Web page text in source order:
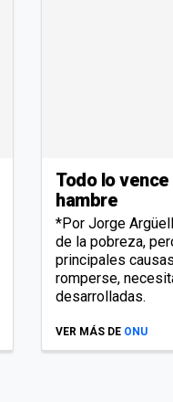
Todo lo
hambre
*Por Jorge
de la pobreza,
principales
romperse,
desarrolladas.
VER MÁS DE ONU